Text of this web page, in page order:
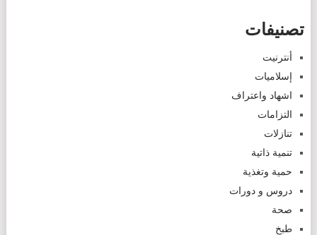
تصنيفات
أنترنيت
إسلاميات
اشهاد واعتراف
التزامات
تنازلات
تنمية ذاتية
حمية وتغذية
دروس و دورات
صحة
طبخ